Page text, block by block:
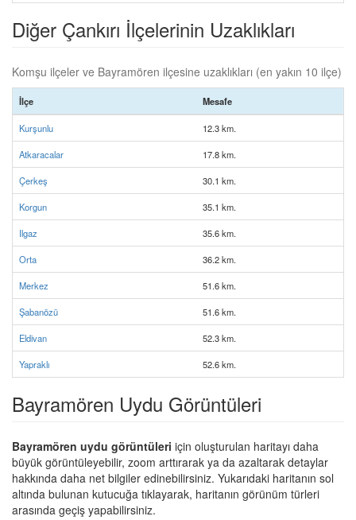
Diğer Çankırı İlçelerinin Uzaklıkları
Komşu ilçeler ve Bayramören ilçesine uzaklıkları (en yakın 10 ilçe)
İlçe Mesafe
Kurşunlu 12.3 km.
Atkaracalar 17.8 km.
Çerkeş 30.1 km.
Korgun 35.1 km.
Ilgaz 35.6 km.
Orta 36.2 km.
Merkez 51.6 km.
Şabanözü 51.6 km.
Eldivan 52.3 km.
Yapraklı 52.6 km.
Bayramören Uydu Görüntüleri
Bayramören uydu görüntüleri için oluşturulan haritayı daha
büyük görüntüleyebilir, zoom arttırarak ya da azaltarak detaylar
hakkında daha net bilgiler edinebilirsiniz. Yukarıdaki haritanın sol
altında bulunan kutucuğa tıklayarak, haritanın görünüm türleri
arasında geçiş yapabilirsiniz.